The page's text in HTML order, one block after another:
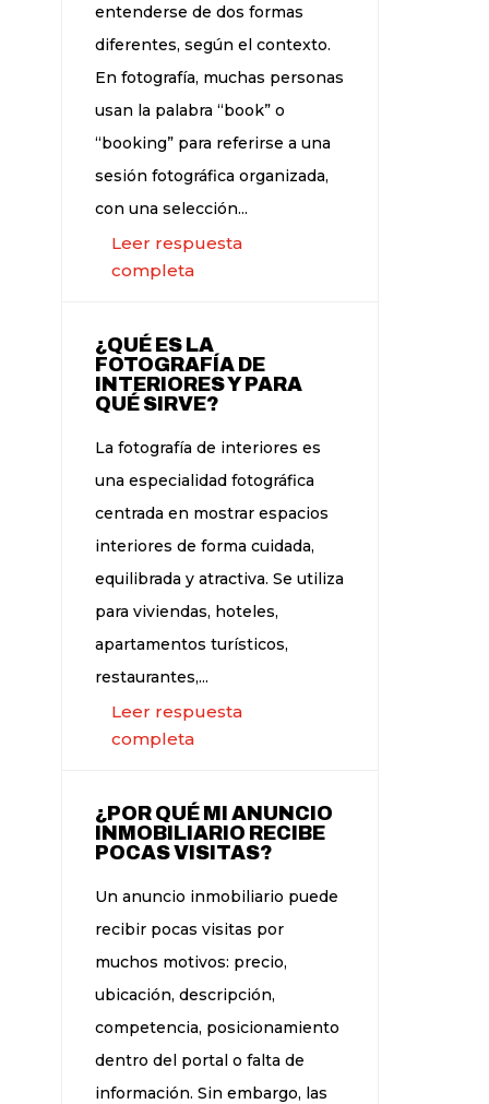
entenderse de dos formas
diferentes, según el contexto.
En fotografía, muchas personas
usan la palabra “book” o
“booking” para referirse a una
sesión fotográfica organizada,
con una selección...
Leer respuesta
completa
¿QUÉ ES LA
FOTOGRAFÍA DE
INTERIORES Y PARA
QUÉ SIRVE?
La fotografía de interiores es
una especialidad fotográfica
centrada en mostrar espacios
interiores de forma cuidada,
equilibrada y atractiva. Se utiliza
para viviendas, hoteles,
apartamentos turísticos,
restaurantes,...
Leer respuesta
completa
¿POR QUÉ MI ANUNCIO
INMOBILIARIO RECIBE
POCAS VISITAS?
Un anuncio inmobiliario puede
recibir pocas visitas por
muchos motivos: precio,
ubicación, descripción,
competencia, posicionamiento
dentro del portal o falta de
información. Sin embargo, las